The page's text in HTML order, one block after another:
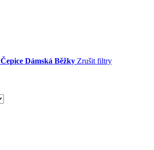
Čepice Dámská Běžky Zrušit filtry